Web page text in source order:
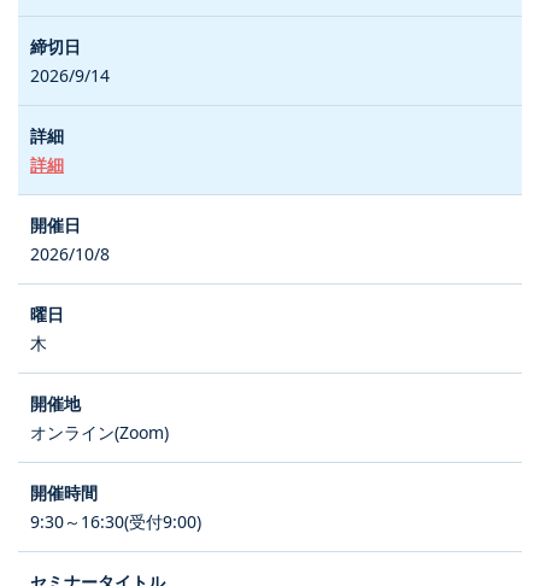
2026/9/14
詳細
2026/10/8
木
オンライン(Zoom)
9:30～16:30(受付9:00)